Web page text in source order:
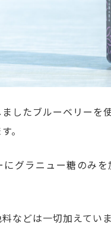
したブルーベリーを
。
にグラニュー糖のみ
などは一切加えていま